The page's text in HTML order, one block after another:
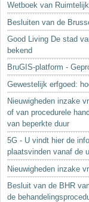
Wetboek van
Besluiten van de
Good Living De stad
bekend
BruGIS-platform -
Gewestelijk erfgoed:
Nieuwigheden inzake
of van procedurele
van beperkte duur
5G - U vindt hier de
plaatsvinden vanaf de
Nieuwigheden inzake
Besluit van de BHR
de